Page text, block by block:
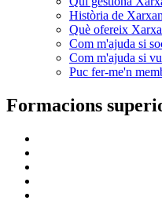
Història de
Què ofereix
Com m'ajuda si
Com m'ajuda si
Puc fer-me'n
Formacions